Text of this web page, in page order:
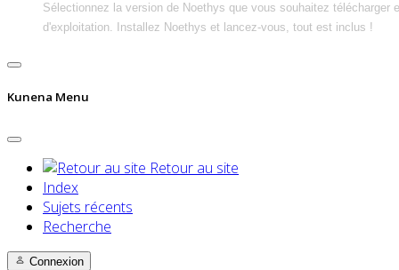
Sélectionnez la version de Noethys que vous souhaitez télécharger
d'exploitation. Installez Noethys et lancez-vous, tout est inclus !
Kunena Menu
Retour au site
Index
Sujets récents
Recherche
Connexion